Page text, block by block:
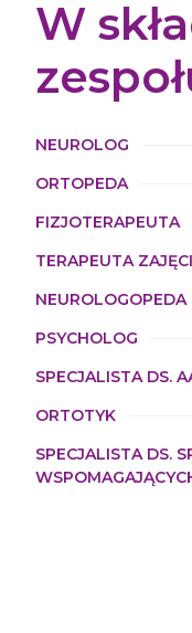
W
NEUROLOG
ORTOPEDA
FIZJOTERAPEUTA
TERAPEUTA
NEUROLOGOPEDA
PSYCHOLOG
SPECJALISTA DS.
ORTOTYK
SPECJALISTA DS.